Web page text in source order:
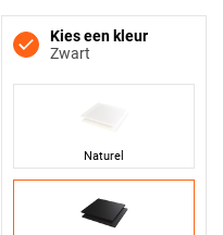
Kies een kleur
Zwart
Naturel